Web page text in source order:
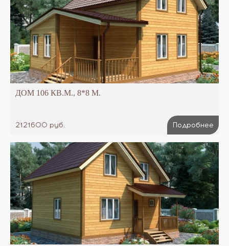
ДОМ 106 КВ.М., 8*8 М.
2121600 руб. Подробнее